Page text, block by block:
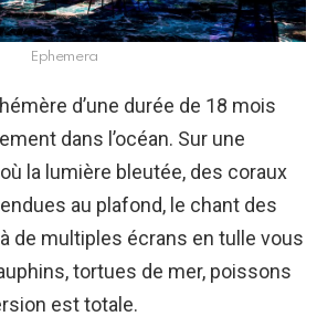
Ephemera
d’une durée de 18 mois
dans l’océan. Sur une
la lumière bleutée, des coraux
au plafond, le chant des
de multiples écrans en tulle vous
tortues de mer, poissons
est totale.